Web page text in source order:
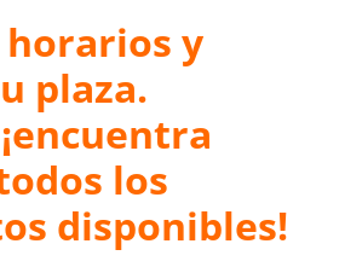
y
plaza.
los
disponibles!